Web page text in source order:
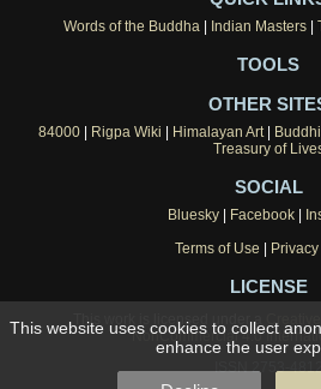
Words of the Buddha| Indian Masters|
TOOLS
OTHER
84000| Rigpa Wiki Himalayan Art|
Treasury of
SOCIAL
Bluesky| Facebook|
Terms of Use
LICENSE
This work is licensed under a
NonCommercial 4.0
ISSN 2753-
This website uses cookies to collect
enhance the user